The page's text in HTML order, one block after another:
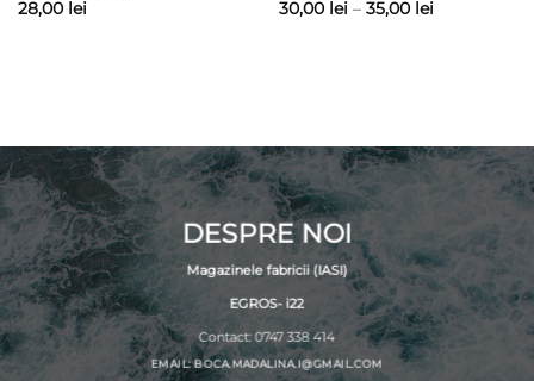
28,00 lei
30,00 lei – 35,00 leiInterval
DESPRE NOI
Magazinele fabricii (IASI)
EGROS- i22
Contact: 0747 338 414
EMAIL: BOCA.MADALINA.I@GMAIL.COM